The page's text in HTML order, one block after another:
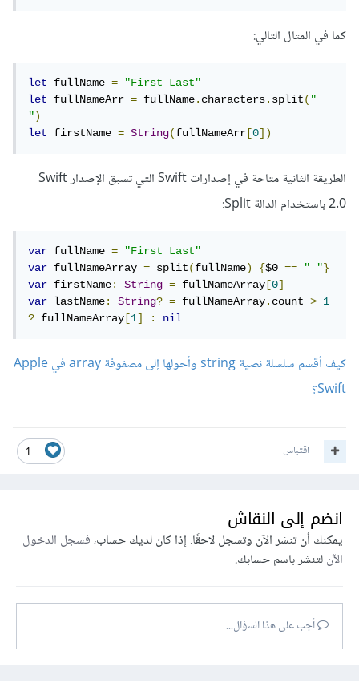
كما في المثال التالي:
let fullName =
"First Last"
let
fullNameArr = fullName.characters.split("
")
let
firstName = String(fullNameArr [0])
الطريقة الثانية متاحة في إصدارات Swift التي تسبق الإصدار Swift
2.0 باستخدام الدالة Split:
var fullName =
"First Last"
var fullNameArray = split(fullName) {$0 == " "}
var firstName: String = fullNameArray [0]
var lastName: String? = fullNameArray.count >
1
? fullNameArray [1] : nil
كيف أقسم سلسلة نصية string وأحولها إلى مصفوفة array في Apple
Swift؟
1 اقتباس
انضم إلى النقاش
يمكنك أن تنشر الآن وتسجل لاحقًا. إذا كان لديك حساب،فسجل الدخول
الآنلتنشر باسم حسابك.
أجب على هذا السؤال...